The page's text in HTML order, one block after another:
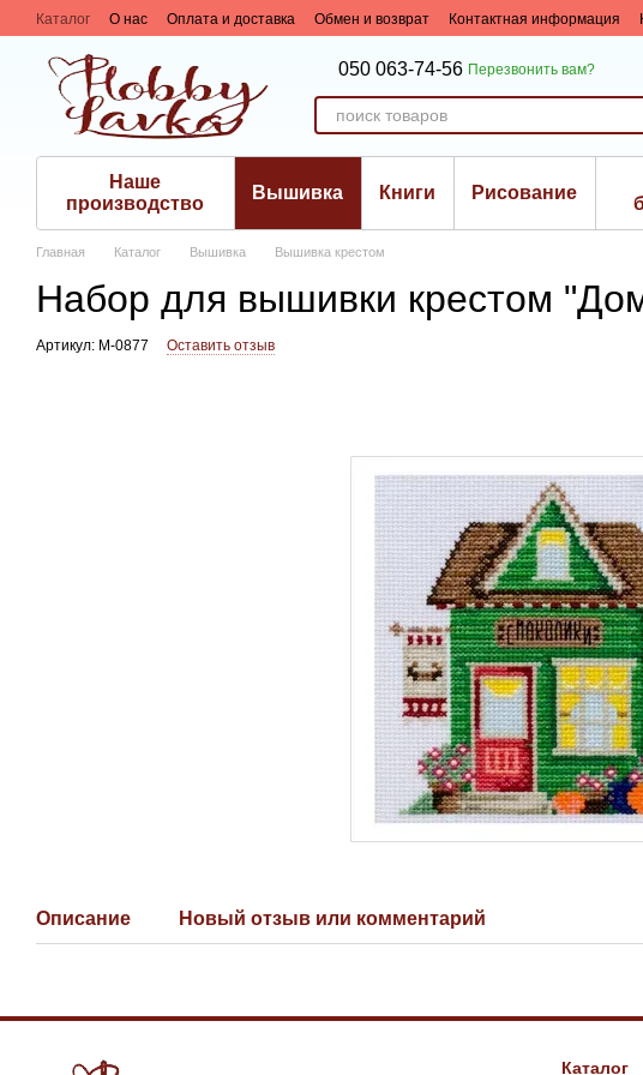
Перейти к основному контенту
Каталог О нас Оплата и доставка Обмен и возврат Контактная информация
050 063-74-56 Перезвонить вам?
Наше
производство
Вышивка Книги Рисование
Главная Каталог Вышивка Вышивка крестом
Набор для вышивки крестом
Артикул: М-0877 Оставить отзыв
Описание Новый отзыв или комментарий
Каталог